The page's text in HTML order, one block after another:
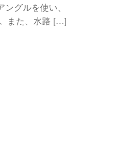
グルを使い、
また、水路 […]